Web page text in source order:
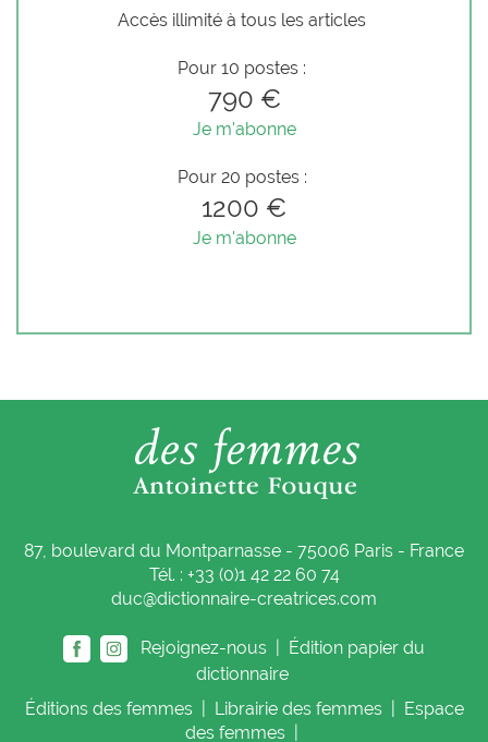
Accès illimité à tous les articles
Pour 10 postes :
790 €
Je m'abonne
Pour 20 postes :
1200 €
Je m'abonne
87, boulevard du Montparnasse - 75006 Paris - France
Tél. : +33 (0)1 42 22 60 74
duc@dictionnaire-creatrices.com
Rejoignez-nous |
Édition papier du
dictionnaire
Éditions des femmes Librairie des femmes
Espace
des femmes